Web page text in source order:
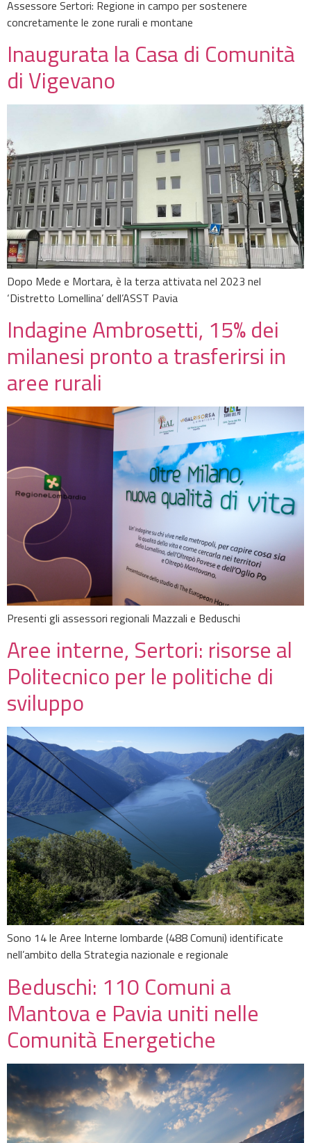
Assessore Sertori: Regione in campo per sostenere
concretamente le zone rurali e montane
Inaugurata la Casa di Comunità
di Vigevano
Dopo Mede e Mortara, è la terza attivata nel 2023 nel
‘Distretto Lomellina’ dell’ASST Pavia
Indagine Ambrosetti, 15% dei
milanesi pronto a trasferirsi in
aree rurali
Presenti gli assessori regionali Mazzali e Beduschi
Aree interne, Sertori: risorse al
Politecnico per le politiche di
sviluppo
Sono 14 le Aree Interne lombarde (488 Comuni) identificate
nell’ambito della Strategia nazionale e regionale
Beduschi: 110 Comuni a
Mantova e Pavia uniti nelle
Comunità Energetiche